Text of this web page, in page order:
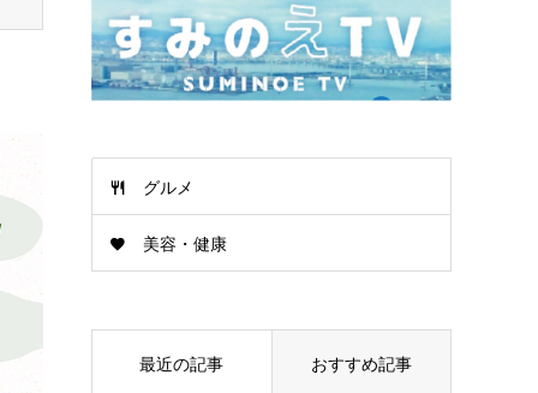
グルメ
美容・健康
最近の記事 おすすめ記事